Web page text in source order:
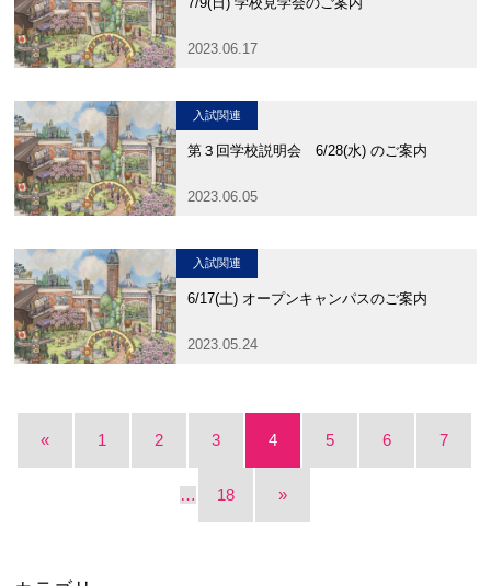
入試問題
卒業生及び卒業生保護者の方へ
アクセス
お問い合わせ 個人情報保護について
2023.06.17
入試関連
第３回学校説明会 6/28(水) のご案内
2023.06.05
入試関連
6/17(土) オープンキャンパスのご案内
2023.05.24
« 1 2 3 4 5 6 7
… 18 »